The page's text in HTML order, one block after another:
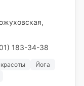
183-34-38
Йога